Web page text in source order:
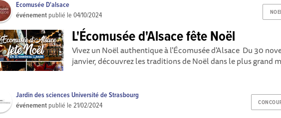
Ecomusée D'alsace
événement publié le04/10/2024
L'Écomusée d'Alsace fête Noël
Vivez un Noël authentique à l'Écomusée d'Alsace Du 30
janvier, découvrez les traditions de Noël dans le plus grand
Jardin des sciences Université de Strasbourg
événement publié le21/02/2024